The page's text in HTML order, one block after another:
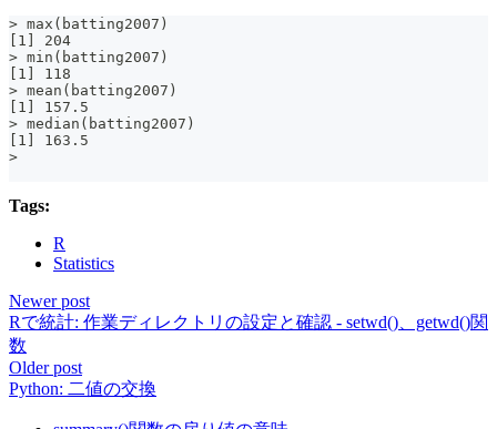
> max(batting2007)
[1] 204
> min(batting2007)
[1] 118
> mean(batting2007)
[1] 157.5
> median(batting2007)
[1] 163.5
>
Tags:
R
Statistics
Newer post
Rで統計: 作業ディレクトリの設定と確認 - setwd()、getwd()関
数
Older post
Python: 二値の交換